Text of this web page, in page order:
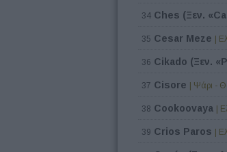
34 Ches (Ξεν.
35 Cesar Meze |
36 Cikado (Ξεν.
37 Cisore | Ψάρι -
38 Cookoovaya |
39 Crios Paros |